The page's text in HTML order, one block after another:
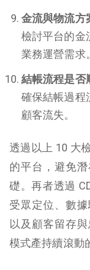
金流與物流方
檢討平台的金
業務運營需求。
結帳流程是否
確保結帳過程
顧客流失。
透過以上 10 大
的平台，避免
礎。再者透過
受眾定位、數
以及顧客留存
模式產持續滾動